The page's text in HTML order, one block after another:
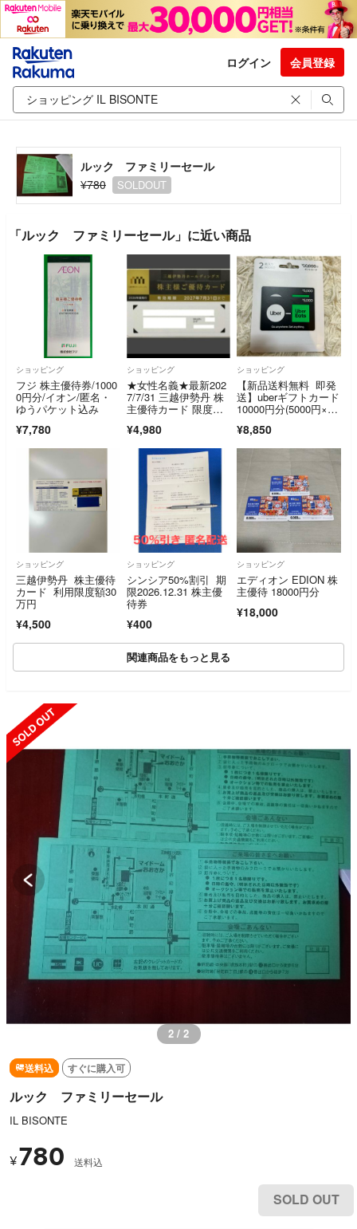
ログイン 会員登録
ルック ファミリーセール
¥780
SOLDOUT
「ルック ファミリーセール」に近い商品
ショッピング
フジ 株主優待券/1000
0円分/イオン/匿名・
ゆうパケット込み
¥7,780
ショッピング
★女性名義★最新202
7/7/31 三越伊勢丹 株
主優待カード 限度額3
¥4,980
ショッピング
【新品送料無料 即発
送】uberギフトカード
10000円分(5000円×2
¥8,850
ショッピング
三越伊勢丹 株主優待
カード 利用限度額30
万円
¥4,500
ショッピング
シンシア50%割引 期
限2026.12.31 株主優
待券
¥400
ショッピング
エディオン EDION 株
主優待 18000円分
¥18,000
関連商品をもっと見る
2 / 2
送料込 すぐに購入可
ルック ファミリーセール
IL BISONTE
¥780 送料込
SOLD OUT